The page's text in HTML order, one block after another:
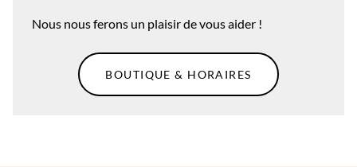
Nous nous ferons un plaisir de vous aider !
BOUTIQUE & HORAIRES